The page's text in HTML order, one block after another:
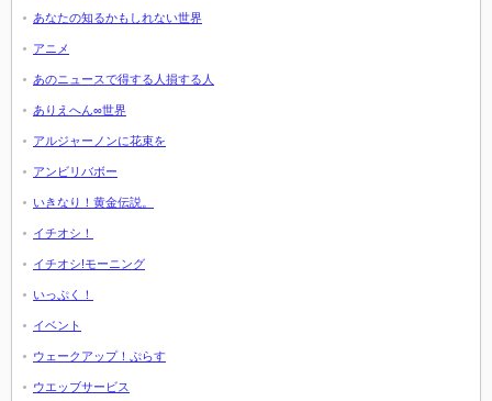
あなたの知るかもしれない世界
アニメ
あのニュースで得する人損する人
ありえへん∞世界
アルジャーノンに花束を
アンビリバボー
いきなり！黄金伝説。
イチオシ！
イチオシ!モーニング
いっぷく！
イベント
ウェークアップ！ぷらす
ウエッブサービス